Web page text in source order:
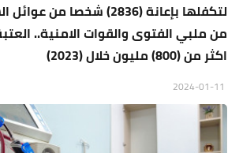
لتكفلها بإعانة (2836) شخصا
من ملبي الفتوى والقوات الامنية..
اكثر من (800) مليون خلال (2023)